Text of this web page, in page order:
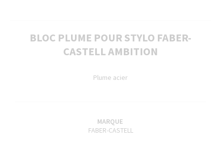
BLOC PLUME POUR STYLO FABER-
CASTELL AMBITION
Plume acier
MARQUE
FABER-CASTELL